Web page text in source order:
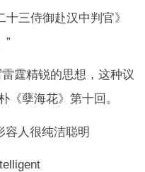
十三侍御赴汉中判官》
”
霆精锐的思想，这种议
《孽海花》第十回。
容人很纯洁聪明